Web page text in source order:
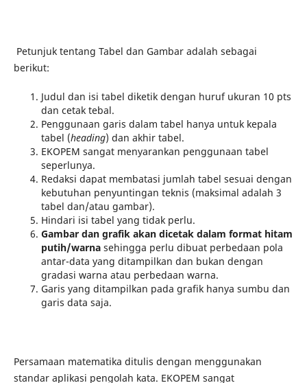
Petunjuk tentang Tabel dan Gambar adalah sebagai
berikut:
Judul dan isi tabel diketik dengan huruf ukuran 10 pts
dan cetak tebal.
Penggunaan garis dalam tabel hanya untuk kepala
tabel (heading) dan akhir tabel.
EKOPEM sangat menyarankan penggunaan tabel
seperlunya.
Redaksi dapat membatasi jumlah tabel sesuai dengan
kebutuhan penyuntingan teknis (maksimal adalah 3
tabel dan/atau gambar).
Hindari isi tabel yang tidak perlu.
Gambar dan grafik akan dicetak dalam format hitam
putih/warna sehingga perlu dibuat perbedaan pola
antar-data yang ditampilkan dan bukan dengan
gradasi warna atau perbedaan warna.
Garis yang ditampilkan pada grafik hanya sumbu dan
garis data saja.
Persamaan matematika ditulis dengan menggunakan
standar aplikasi pengolah kata. EKOPEM sangat